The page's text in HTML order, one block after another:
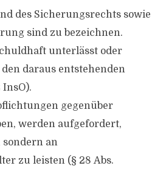
des Sicherungsrechts sowie
sind zu bezeichnen.
unterlässt oder
daraus entstehenden
InsO).
gegenüber
werden aufgefordert,
sondern an
zu leisten (§ 28 Abs.